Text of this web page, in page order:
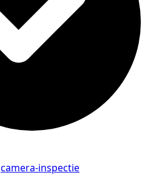
camera-inspectie